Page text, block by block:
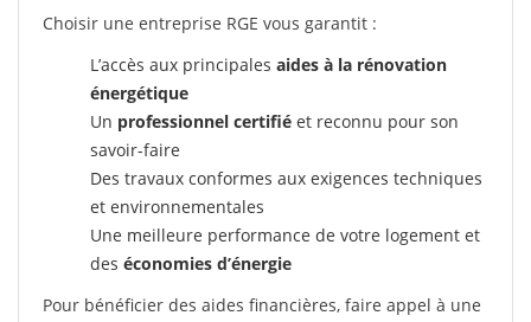
Choisir une entreprise RGE vous garantit :
L’accès aux principales aides à la rénovation
énergétique
Un professionnel certifié et reconnu pour son
savoir-faire
Des travaux conformes aux exigences techniques
et environnementales
Une meilleure performance de votre logement et
des économies d’énergie
Pour bénéficier des aides financières, faire appel à une